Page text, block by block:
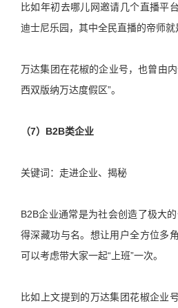
比如年初去哪儿网邀请几个直播平
迪士尼乐园，其中全民直播的帝师就
万达集团在花椒的企业号，也曾由
西双版纳万达度假区”。
（7）B2B类企业
关键词：走进企业、揭秘
B2B企业通常是为社会创造了极大
得深藏功与名。想让用户全方位多
可以考虑带大家一起“上班”一次。
比如上文提到的万达集团花椒企业